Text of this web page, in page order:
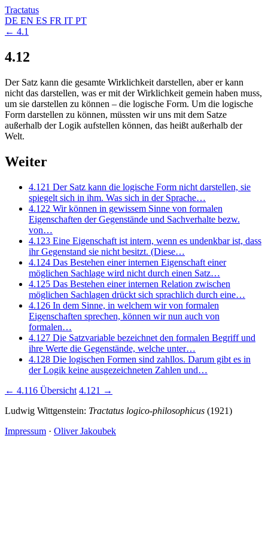
Tractatus
DE EN ES FR IT PT
← 4.1
4.12
Der Satz kann die gesamte Wirklichkeit darstellen, aber er kann
nicht das darstellen, was er mit der Wirklichkeit gemein haben muss,
um sie darstellen zu können – die logische Form. Um die logische
Form darstellen zu können, müssten wir uns mit dem Satze
außerhalb der Logik aufstellen können, das heißt außerhalb der
Welt.
Weiter
4.121 Der Satz kann die logische Form nicht darstellen, sie
spiegelt sich in ihm. Was sich in der Sprache…
4.122 Wir können in gewissem Sinne von formalen
Eigenschaften der Gegenstände und Sachverhalte bezw.
von…
4.123 Eine Eigenschaft ist intern, wenn es undenkbar ist, dass
ihr Gegenstand sie nicht besitzt. (Diese…
4.124 Das Bestehen einer internen Eigenschaft einer
möglichen Sachlage wird nicht durch einen Satz…
4.125 Das Bestehen einer internen Relation zwischen
möglichen Sachlagen drückt sich sprachlich durch eine…
4.126 In dem Sinne, in welchem wir von formalen
Eigenschaften sprechen, können wir nun auch von
formalen…
4.127 Die Satzvariable bezeichnet den formalen Begriff und
ihre Werte die Gegenstände, welche unter…
4.128 Die logischen Formen sind zahllos. Darum gibt es in
der Logik keine ausgezeichneten Zahlen und…
← 4.116 Übersicht 4.121 →
Ludwig Wittgenstein: Tractatus logico-philosophicus (1921)
Impressum · Oliver Jakoubek